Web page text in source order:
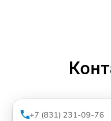
+7 (831) 231-09-76